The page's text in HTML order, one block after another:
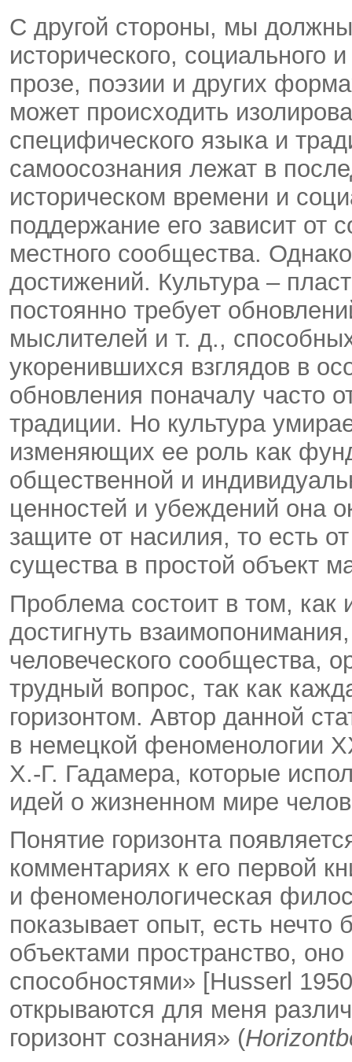
С другой стороны, мы должны
исторического, социального
прозе, поэзии и других
может происходить
специфического языка и
самоосознания лежат в
историческом времени и
поддержание его зависит от
местного сообщества.
достижений. Культура –
постоянно требует
мыслителей и т. д.,
укоренившихся взглядов в
обновления поначалу часто
традиции. Но культура
изменяющих ее роль как
общественной и
ценностей и убеждений она
защите от насилия, то есть
существа в простой объект
Проблема состоит в том,
достигнуть
человеческого сообщества,
трудный вопрос, так как
горизонтом. Автор данной
в немецкой феноменологии
Х.-Г. Гадамера, которые
идей о жизненном мире
Понятие горизонта
комментариях к его первой
и феноменологическая
показывает опыт, есть
объектами пространство,
способностями» [Husserl
открываются для меня
горизонт сознания» (